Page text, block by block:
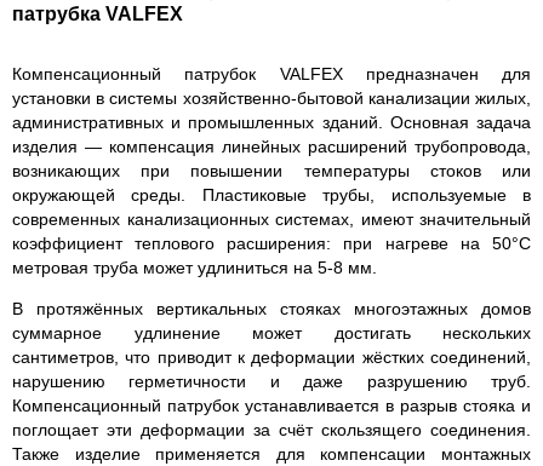
патрубка VALFEX
Компенсационный патрубок VALFEX предназначен для
установки в системы хозяйственно-бытовой канализации жилых,
административных и промышленных зданий. Основная задача
изделия — компенсация линейных расширений трубопровода,
возникающих при повышении температуры стоков или
окружающей среды. Пластиковые трубы, используемые в
современных канализационных системах, имеют значительный
коэффициент теплового расширения: при нагреве на 50°C
метровая труба может удлиниться на 5-8 мм.
В протяжённых вертикальных стояках многоэтажных домов
суммарное удлинение может достигать нескольких
сантиметров, что приводит к деформации жёстких соединений,
нарушению герметичности и даже разрушению труб.
Компенсационный патрубок устанавливается в разрыв стояка и
поглощает эти деформации за счёт скользящего соединения.
Также изделие применяется для компенсации монтажных